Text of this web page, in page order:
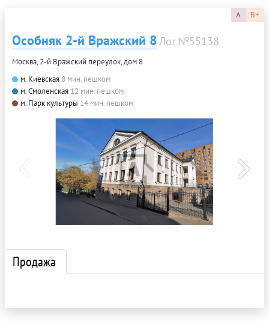
A B+
Особняк 2-й Вражский 8 Лот №55138
Москва, 2-й Вражский переулок, дом 8
м. Киевская 8 мин. пешком
м. Смоленская 12 мин. пешком
м. Парк культуры 14 мин. пешком
Продажа